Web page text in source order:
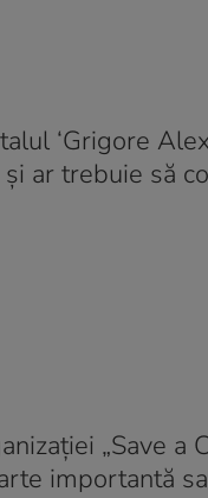
‘Grigore
ar trebuie să
„Save a
importantă